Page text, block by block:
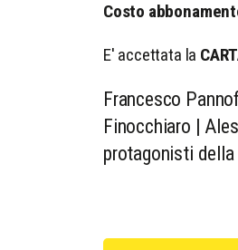
Costo
E' accettata la
Francesco
Finocchiaro |
protagonisti